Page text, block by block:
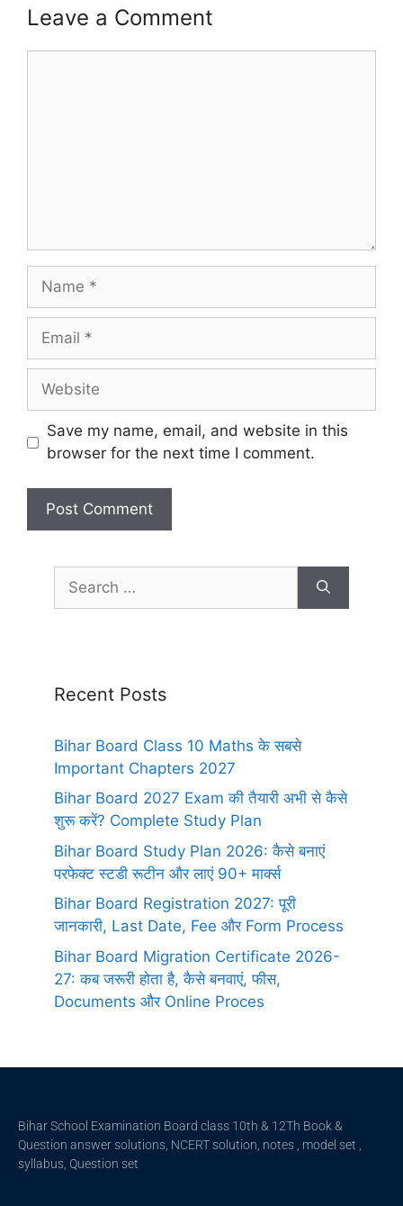
Leave a Comment
Save my name, email, and website in this
browser for the next time I comment.
Recent Posts
Bihar Board Class 10 Maths के सबसे
Important Chapters 2027
Bihar Board 2027 Exam की तैयारी अभी से कैसे
शुरू करें? Complete Study Plan
Bihar Board Study Plan 2026: कैसे बनाएं
परफेक्ट स्टडी रूटीन और लाएं 90+ मार्क्स
Bihar Board Registration 2027: पूरी
जानकारी, Last Date, Fee और Form Process
Bihar Board Migration Certificate 2026-
27: कब जरूरी होता है, कैसे बनवाएं, फीस,
Documents और Online Proces
Bihar School Examination Board class 10th & 12Th Book &
Question answer solutions, NCERT solution, notes , model set ,
syllabus, Question set